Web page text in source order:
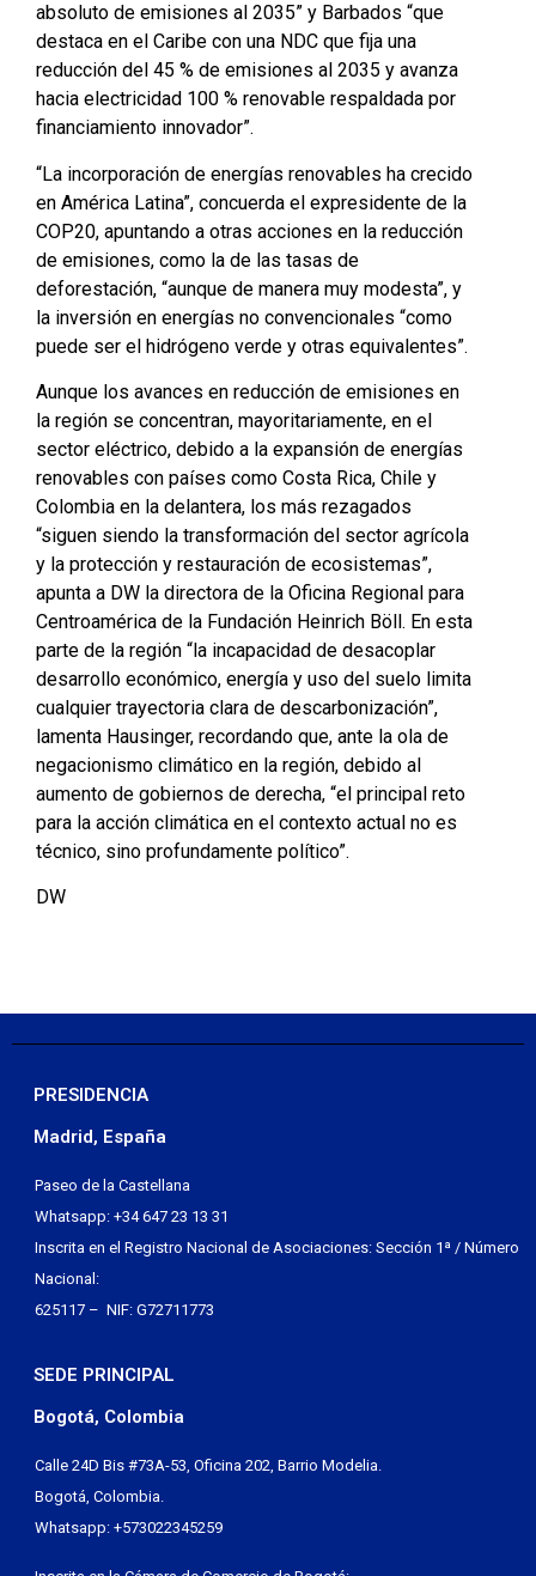
absoluto de emisiones al 2035” y Barbados “que
destaca en el Caribe con una NDC que fija una
reducción del 45 % de emisiones al 2035 y avanza
hacia electricidad 100 % renovable respaldada por
financiamiento innovador”.
“La incorporación de energías renovables ha crecido
en América Latina”, concuerda el expresidente de la
COP20, apuntando a otras acciones en la reducción
de emisiones, como la de las tasas de
deforestación, “aunque de manera muy modesta”, y
la inversión en energías no convencionales “como
puede ser el hidrógeno verde y otras equivalentes”.
Aunque los avances en reducción de emisiones en
la región se concentran, mayoritariamente, en el
sector eléctrico, debido a la expansión de energías
renovables con países como Costa Rica, Chile y
Colombia en la delantera, los más rezagados
“siguen siendo la transformación del sector agrícola
y la protección y restauración de ecosistemas”,
apunta a DW la directora de la Oficina Regional para
Centroamérica de la Fundación Heinrich Böll. En esta
parte de la región “la incapacidad de desacoplar
desarrollo económico, energía y uso del suelo limita
cualquier trayectoria clara de descarbonización”,
lamenta Hausinger, recordando que, ante la ola de
negacionismo climático en la región, debido al
aumento de gobiernos de derecha, “el principal reto
para la acción climática en el contexto actual no es
técnico, sino profundamente político”.
DW
PRESIDENCIA
Madrid, España
Paseo de la Castellana
Whatsapp: +34 647 23 13 31
Inscrita en el Registro Nacional de Asociaciones: Sección 1ª / Número
Nacional:
625117 – NIF: G72711773
SEDE PRINCIPAL
Bogotá, Colombia
Calle 24D Bis #73A-53, Oficina 202, Barrio Modelia.
Bogotá, Colombia.
Whatsapp: +573022345259